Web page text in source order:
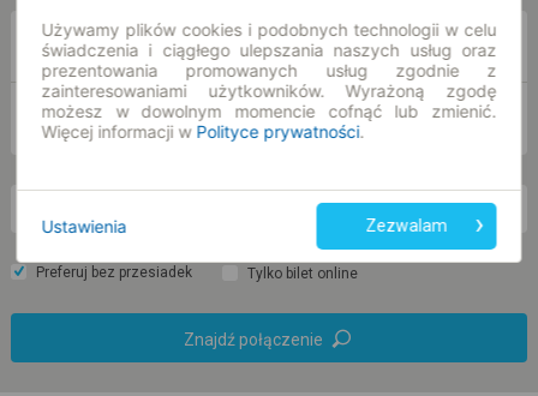
DO
Preferuj bez przesiadek Tylko bilet online
Znajdź połączenie
Używamy plików cookies i podobnych technologii w celu
świadczenia i ciągłego ulepszania naszych usług oraz
prezentowania promowanych usług zgodnie z
zainteresowaniami użytkowników. Wyrażoną zgodę
możesz w dowolnym momencie cofnąć lub zmienić.
Więcej informacji w Polityce prywatności.
Ustawienia Zezwalam